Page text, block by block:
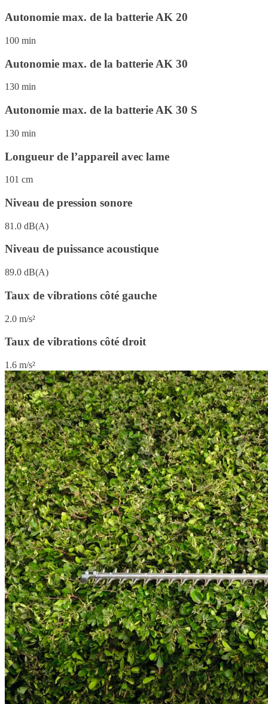
Autonomie max. de la batterie AK 20
100 min
Autonomie max. de la batterie AK 30
130 min
Autonomie max. de la batterie AK 30 S
130 min
Longueur de l’appareil avec lame
101 cm
Niveau de pression sonore
81.0 dB(A)
Niveau de puissance acoustique
89.0 dB(A)
Taux de vibrations côté gauche
2.0 m/s²
Taux de vibrations côté droit
1.6 m/s²